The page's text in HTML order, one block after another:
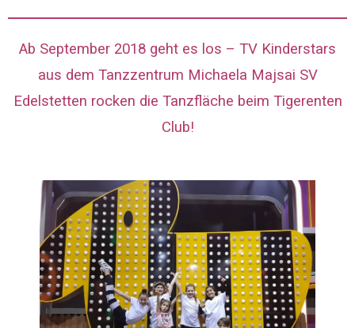
Ab September 2018 geht es los – TV Kinderstars
aus dem Tanzzentrum Michaela Majsai SV
Edelstetten rocken die Tanzfläche beim Tigerenten
Club!